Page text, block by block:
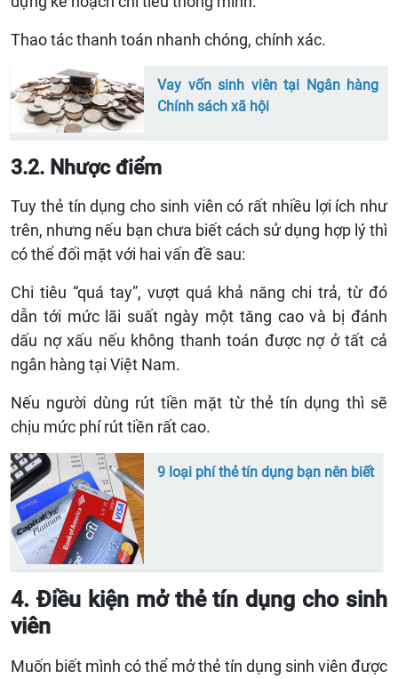
Thao tác thanh toán nhanh chóng, chính xác.
Vay vốn sinh viên tại Ngân hàng
Chính sách xã hội
3.2. Nhược điểm
Tuy thẻ tín dụng cho sinh viên có rất nhiều lợi ích như
trên, nhưng nếu bạn chưa biết cách sử dụng hợp lý thì
có thể đối mặt với hai vấn đề sau:
Chi tiêu “quá tay”, vượt quá khả năng chi trả, từ đó
dẫn tới mức lãi suất ngày một tăng cao và bị đánh
dấu nợ xấu nếu không thanh toán được nợ ở tất cả
ngân hàng tại Việt Nam.
Nếu người dùng rút tiền mặt từ thẻ tín dụng thì sẽ
chịu mức phí rút tiền rất cao.
9 loại phí thẻ tín dụng bạn nên biết
4. Điều kiện mở thẻ tín dụng cho sinh
viên
Muốn biết mình có thể mở thẻ tín dụng sinh viên được